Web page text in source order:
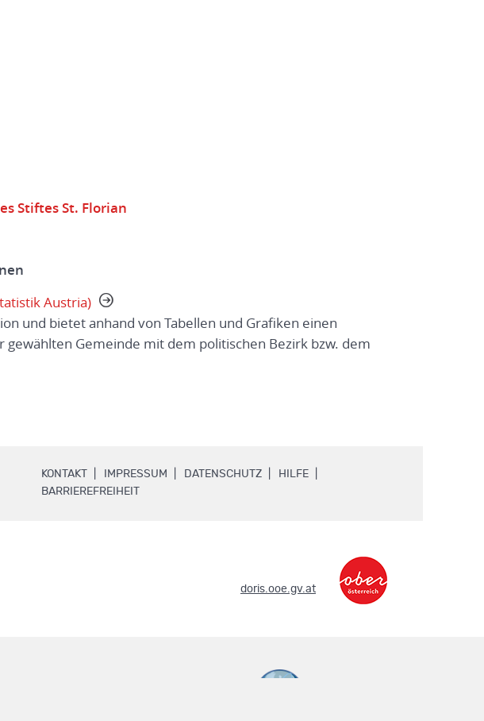
Stiftes St. Florian
Austria)
und bietet anhand von Tabellen und Grafiken einen
gewählten Gemeinde mit dem politischen Bezirk bzw. dem
KONTAKT IMPRESSUM DATENSCHUTZ HILFE
BARRIEREFREIHEIT.
doris.ooe.gv.at.